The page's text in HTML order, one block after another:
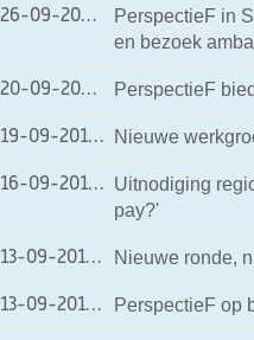
26-09-2011 26-09-2011 23:31
PerspectieF in
en bezoek
20-09-2011 20-09-2011 14:10
PerspectieF
19-09-201119-09-2011 21:48
Nieuwe
16-09-201116-09-2011 19:45
Uitnodiging
pay?'
13-09-201113-09-2011 17:34
Nieuwe ronde,
13-09-201113-09-2011 17:32
PerspectieF op